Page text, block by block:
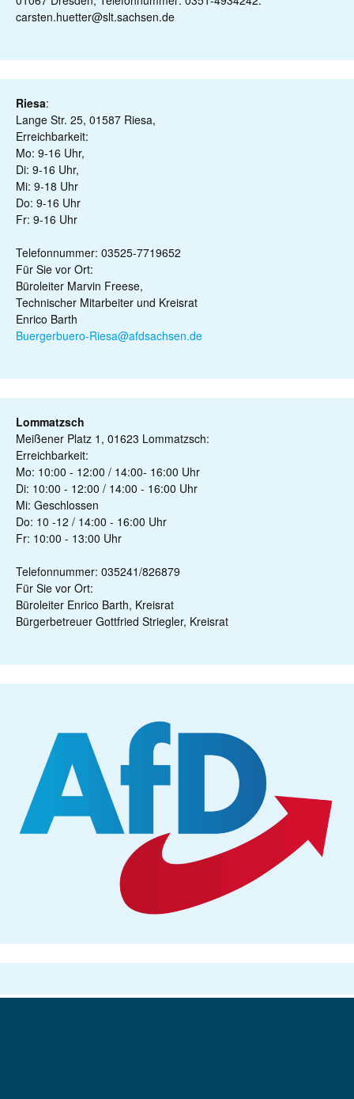
carsten.huetter@slt.sachsen.de
Riesa:
Lange Str. 25, 01587 Riesa,
Erreichbarkeit:
Mo: 9-16 Uhr,
Di: 9-16 Uhr,
Mi: 9-18 Uhr
Do: 9-16 Uhr
Fr: 9-16 Uhr
Telefonnummer: 03525-7719652
Für Sie vor Ort:
Büroleiter Marvin Freese,
Technischer Mitarbeiter und Kreisrat
Enrico Barth
Buergerbuero-Riesa@afdsachsen.de
Lommatzsch
Meißener Platz 1, 01623 Lommatzsch:
Erreichbarkeit:
Mo: 10:00 - 12:00 / 14:00- 16:00 Uhr
Di: 10:00 - 12:00 / 14:00 - 16:00 Uhr
Mi: Geschlossen
Do: 10 -12 / 14:00 - 16:00 Uhr
Fr: 10:00 - 13:00 Uhr
Telefonnummer: 035241/826879
Für Sie vor Ort:
Büroleiter Enrico Barth, Kreisrat
Bürgerbetreuer Gottfried Striegler, Kreisrat